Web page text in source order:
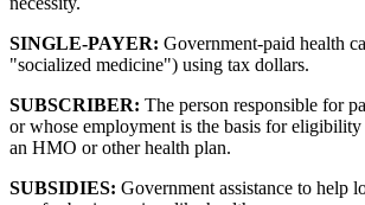
SINGLE-PAYER: Government-paid health
"socialized medicine") using tax dollars.
SUBSCRIBER: The person responsible for
or whose employment is the basis for
an HMO or other health plan.
SUBSIDIES: Government assistance to help